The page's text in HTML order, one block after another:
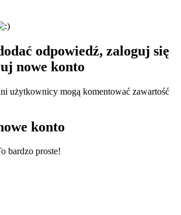
odpowiedź, zaloguj się
nowe konto
użytkownicy mogą komentować zawartość
konto
bardzo proste!